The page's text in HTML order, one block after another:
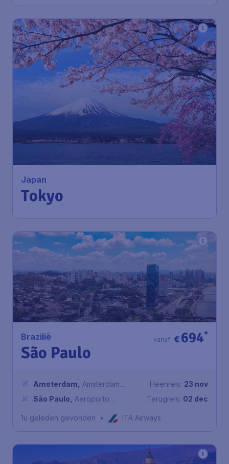
Japan
Tokyo
€871*
vanaf
Airport Schiphol
1u geleden gevonden
Brazilië
São Paulo
€694*
vanaf
Amsterdam
Amsterdam
Airport Schiphol
São Paulo
Aeroporto
Guarulhos
Heenreis: 23 nov
Terugreis: 02 dec
1u geleden gevonden • ITA Airways